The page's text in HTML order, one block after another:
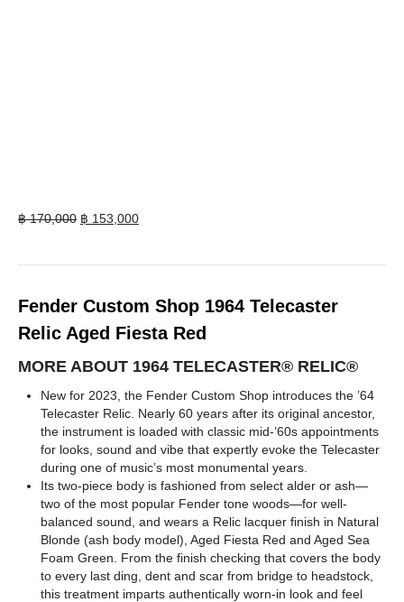
฿170,000 Original
฿ 153,000Current
Fender Custom Shop 1964 Telecaster
Relic Aged Fiesta Red
MORE ABOUT 1964 TELECASTER® RELIC®
New for 2023, the Fender Custom Shop introduces the ’64
Telecaster Relic. Nearly 60 years after its original ancestor,
the instrument is loaded with classic mid-’60s appointments
for looks, sound and vibe that expertly evoke the Telecaster
during one of music’s most monumental years.
Its two-piece body is fashioned from select alder or ash—
two of the most popular Fender tone woods—for well-
balanced sound, and wears a Relic lacquer finish in Natural
Blonde (ash body model), Aged Fiesta Red and Aged Sea
Foam Green. From the finish checking that covers the body
to every last ding, dent and scar from bridge to headstock,
this treatment imparts authentically worn-in look and feel